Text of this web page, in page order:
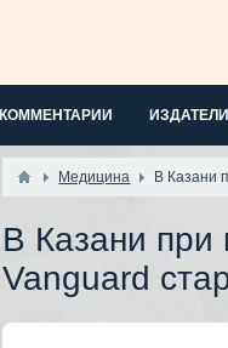
КОММЕНТАРИИ ИЗДАТЕЛИ
Медицина В Казани
В Казани при
Vanguard